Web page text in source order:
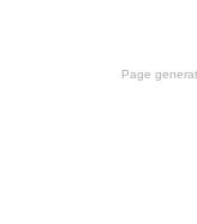
Page